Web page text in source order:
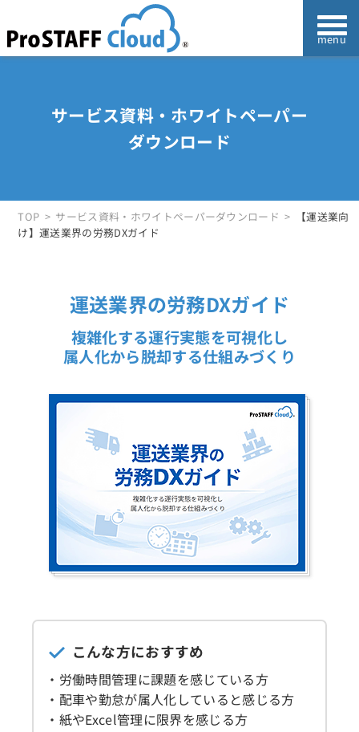
サービス資料・ホワイトペーパー
ダウンロード
TOP サービス資料・ホワイトペーパーダウンロード
【運送業向
け】運送業界の労務DXガイド
運送業界の労務DXガイド
複雑化する運行実態を可視化し
属人化から脱却する仕組みづくり
こんな方におすすめ
・労働時間管理に課題を感じている方
・配車や勤怠が属人化していると感じる方
・紙やExcel管理に限界を感じる方